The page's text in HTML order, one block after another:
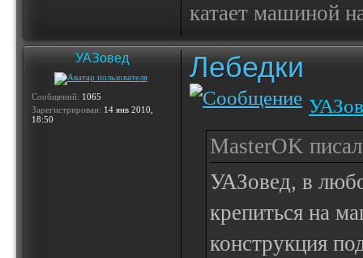
катает машиной
УАЗовед
Сообщений: 1065
Зарегистрирован: 14 янв 2010,
18:50
Лебедки
MasterOK
УАЗовед, в
крепиться на
конструкция